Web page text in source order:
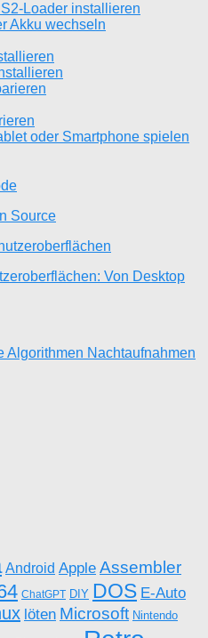
Loader installieren
Akku wechseln
oder Smartphone spielen
Source
Von Desktop
Algorithmen Nachtaufnahmen
Android Apple Assembler
ChatGPT DIY DOS E-Auto
löten Microsoft Nintendo